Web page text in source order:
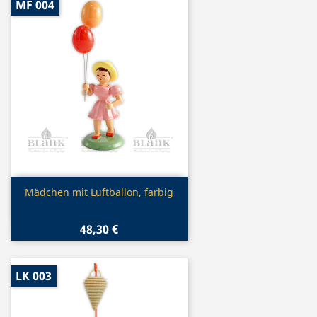
Vorschau
Mädchen mit Luftballon, farbig
48,30 €
MF 004
LK 003